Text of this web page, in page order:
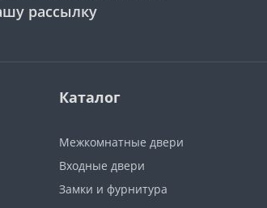
рассылку
Каталог
Межкомнатные двери
Входные двери
Замки и фурнитура